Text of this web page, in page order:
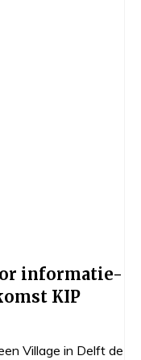
informatie-
KIP
Village in Delft de